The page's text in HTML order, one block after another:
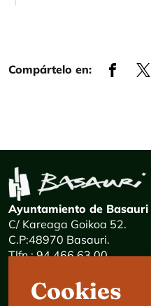
Compártelo en:
Cookies
Ayuntamiento de Basauri
C/ Kareaga Goikoa 52.
C.P:48970 Basauri.
Tlfn.: 94 466 63 00
E-mail: haz@basauri.eus